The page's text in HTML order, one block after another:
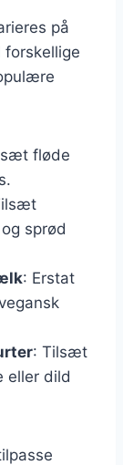
på
fløde
sprød
: Erstat
: Tilsæt
eller dild